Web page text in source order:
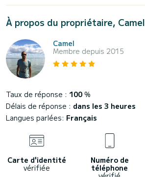
À propos du propriétaire, Camel
Camel
Membre depuis 2015
Taux de réponse : 100 %
Délais de réponse : dans les 3 heures
Langues parlées: Français
Carte d'identité
vérifiée
Numéro de
téléphone